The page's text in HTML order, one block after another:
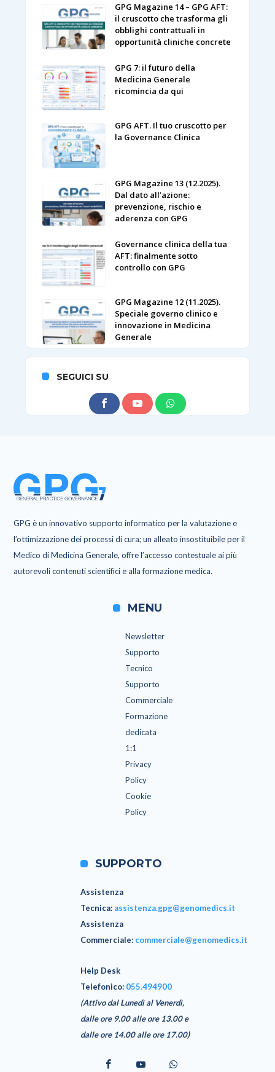
GPG Magazine 14 – GPG AFT:
il cruscotto che trasforma gli
obblighi contrattuali in
opportunità cliniche concrete
GPG 7: il futuro della
Medicina Generale
ricomincia da qui
GPG AFT. Il tuo cruscotto per
la Governance Clinica
GPG Magazine 13 (12.2025).
Dal dato all’azione:
prevenzione, rischio e
aderenza con GPG
Governance clinica della tua
AFT: finalmente sotto
controllo con GPG
GPG Magazine 12 (11.2025).
Speciale governo clinico e
innovazione in Medicina
Generale
SEGUICI SU
GPG è un innovativo supporto informatico per la valutazione e
l’ottimizzazione dei processi di cura; un alleato insostituibile per il
Medico di Medicina Generale, offre l’accesso contestuale ai più
autorevoli contenuti scientifici e alla formazione medica.
MENU
Newsletter
Supporto
Tecnico
Supporto
Commerciale
Formazione
dedicata
1:1
Privacy
Policy
Cookie
Policy
SUPPORTO
Assistenza
Tecnica: assistenza.gpg@genomedics.it
Assistenza
Commerciale: commerciale@genomedics.it
Help Desk
Telefonico: 055.494900
(Attivo dal Lunedì al Venerdì,
dalle ore 9.00 alle ore 13.00 e
dalle ore 14.00 alle ore 17.00)